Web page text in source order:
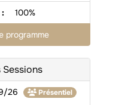
: 100%
programme
Sessions
26
Présentiel